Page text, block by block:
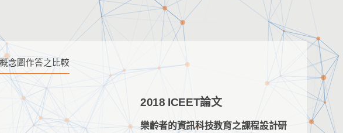
念圖作答之比較
2018 ICEET論文
樂齡者的資訊科技教育之課程設計研